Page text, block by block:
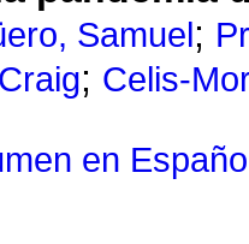
Samuel ;
; Celis-
en